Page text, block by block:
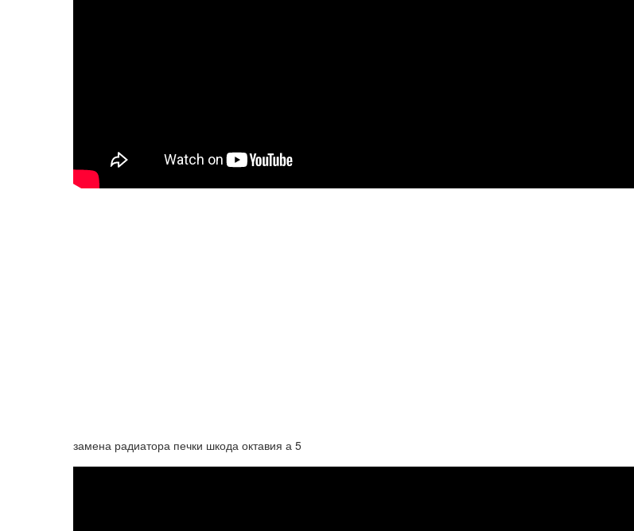
замена радиатора печки шкода октавия а 5